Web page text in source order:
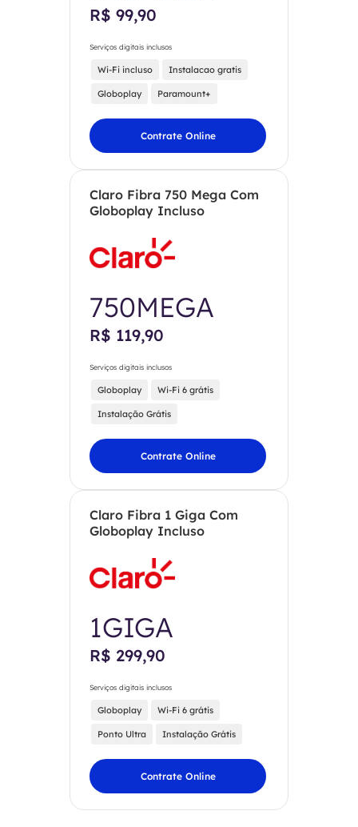
R$ 99,90
Serviços digitais inclusos
Wi-Fi incluso Instalacao gratis
Globoplay Paramount+
Contrate Online
Claro Fibra 750 Mega Com
Globoplay Incluso
750MEGA
R$ 119,90
Serviços digitais inclusos
Globoplay Wi-Fi 6 grátis
Instalação Grátis
Contrate Online
Claro Fibra 1 Giga Com
Globoplay Incluso
1GIGA
R$ 299,90
Serviços digitais inclusos
Globoplay Wi-Fi 6 grátis
Ponto Ultra Instalação Grátis
Contrate Online